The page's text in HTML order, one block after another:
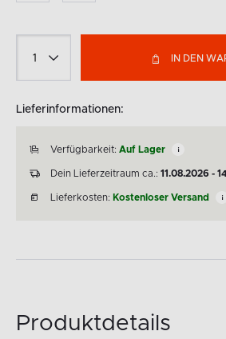
IN DEN
Lieferinformationen:
Verfügbarkeit: Auf Lager
Dein Lieferzeitraum ca.: 11.08.2026 -
Lieferkosten: Kostenloser Versand
Produktdetails